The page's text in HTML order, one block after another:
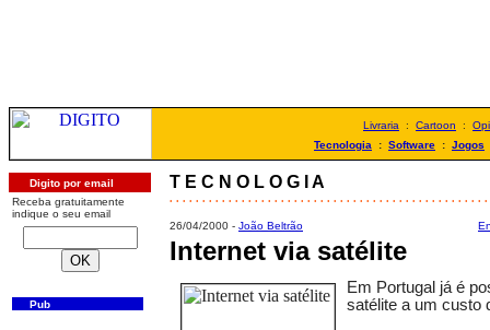
Livraria : Cartoon :
Tecnologia : Software : Jogos
Digito por email
Receba gratuitamente
indique o seu email
Pub
T E C N O L O G I A
. . . . . . . . . . . . . . . . . . . . . . . . . . . . . . . . . . . . . . . . . . . . . . . .
26/04/2000 - João Beltrão
Internet via satélite
Em Portugal já é
satélite a um custo